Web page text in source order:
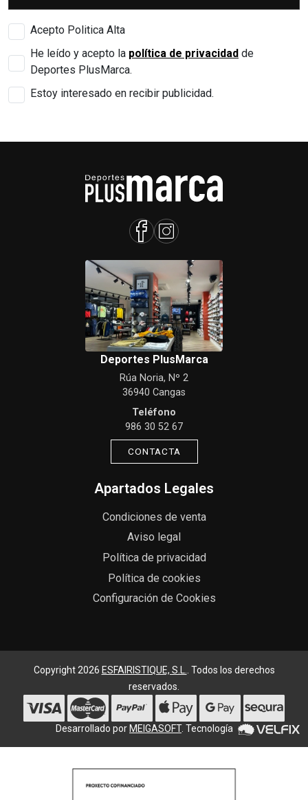
Acepto Politica Alta
He leído y acepto la política de privacidad de
Deportes PlusMarca.
Estoy interesado en recibir publicidad.
Deportes PlusMarca
Rúa Noria, Nº 2
36940 Cangas
Teléfono
986 30 52 67
CONTACTA
Apartados Legales
Condiciones de venta
Aviso legal
Política de privacidad
Política de cookies
Configuración de Cookies
Copyright 2026 ESFAIRISTIQUE, S.L.. Todos los derechos
reservados.
Desarrollado por MEIGASOFT. Tecnología